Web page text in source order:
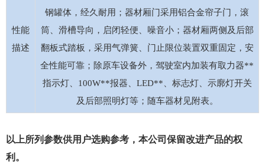
性能
描述
钢罐体，经久耐用；器材厢门采用铝合金帘子门，滚
筒、滑槽导向，启闭轻便、噪音小；器材厢两侧及后部
翻板式踏板，采用气弹簧、门止限位装置双重固定，安
全性能可靠；除原车设备外，驾驶室内加装有取力器**
指示灯、100W**报器、LED**、标志灯、示廓灯开关
及后部照明灯等；随车器材见附表。
以上所列参数供用户选购参考，本公司保留改进产品的权
利。